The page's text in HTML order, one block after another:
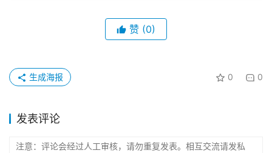
赞 (0)
0 0
生成海报
发表评论